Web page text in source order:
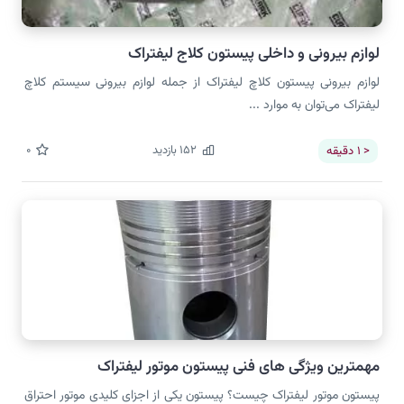
لوازم بیرونی و داخلی پیستون کلاج لیفتراک
لوازم بیرونی پیستون کلاچ لیفتراک از جمله لوازم بیرونی سیستم کلاچ
لیفتراک می‌توان به موارد ...
< 1 دقیقه 152 بازدید 0
مهمترین ویژگی های فنی پیستون موتور لیفتراک
پیستون موتور لیفتراک چیست؟ پیستون یکی از اجزای کلیدی موتور احتراق